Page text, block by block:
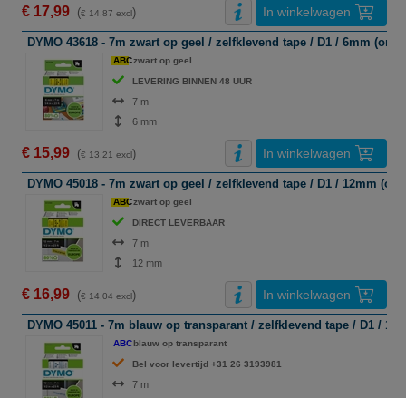
€ 17,99 (€ 14,87 excl) In winkelwagen
DYMO 43618 - 7m zwart op geel / zelfklevend tape / D1 / 6mm
ABCzwart op geel
LEVERING BINNEN 48 UUR
7 m
6 mm
€ 15,99 (€ 13,21 excl) In winkelwagen
DYMO 45018 - 7m zwart op geel / zelfklevend tape / D1 / 12mm
ABCzwart op geel
DIRECT LEVERBAAR
7 m
12 mm
€ 16,99 (€ 14,04 excl) In winkelwagen
DYMO 45011 - 7m blauw op transparant / zelfklevend tape / D1 /
ABCblauw op transparant
Bel voor levertijd +31 26 3193981
7 m